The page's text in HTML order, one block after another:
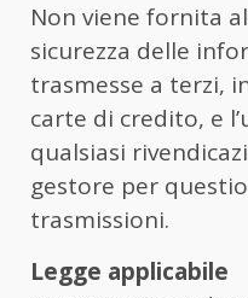
Non viene fornita
sicurezza delle
trasmesse a terzi,
carte di credito, e
qualsiasi
gestore per
trasmissioni.
Legge applicabile